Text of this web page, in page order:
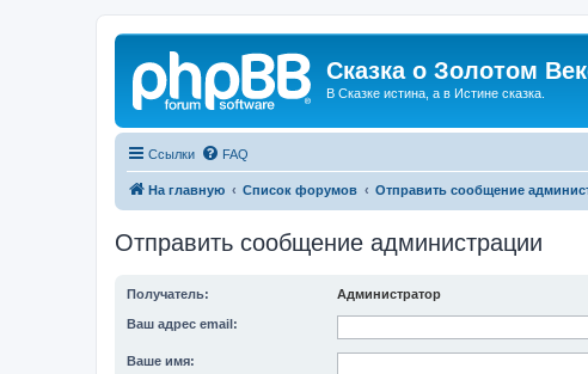
Сказка о Золотом
В Сказке истина, а в Истине сказка.
Ссылки FAQ
На главную Список форумов Отправить сообщение
Отправить сообщение администрации
Получатель: Администратор
Ваш адрес email:
Ваше имя: